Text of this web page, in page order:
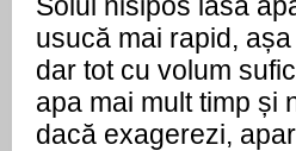
usucă mai rapid,
dar tot cu volum
apa mai mult timp și
dacă exagerezi,